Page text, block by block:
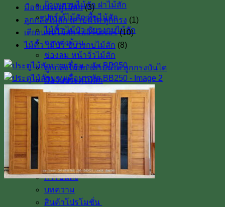
ฝ้าเพดานไม้สัก ฝาไม้สัก
ปาร์เก้ไม้สัก พื้นไม้สัก
ไม้คิ้ว ไม้บัว ซับวงกบไม้สัก
ฉลุแต่งบ้าน
ช่องลม หน้าจั่วไม้สัก
ลูกกลึงไม้สัก เสาบันได ลูกกรงบันได
มือจับประตูไม้สัก
โรงงาน & โชว์รูม
โชว์รูมสินค้า
เตาอบไม้สัก
เกรดไม้สัก
เกี่ยวกับเรา
ค่าทำสี
การขนส่ง
บทความ
สินค้าโปรโมชั่น
มือจับประตูไม้สัก (3)
ลูกกลึงไม้สัก เสาบันใด ลูกกรง (1)
เตียงนอนไม้สัก เฟอร์นิเจอร์ (10)
ไม้คิ้ว ไม้บัว ซับวงกบไม้สัก (8)